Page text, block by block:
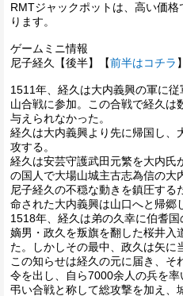
RMTジャックポットは、高い価
ります。
ゲームミニ情報
尼子経久【後半】【前半はコチラ 】
1511年、経久は大内義興の軍に
山合戦に参加。この合戦で経久は
与えられなかった。
経久は大内義興より先に帰国し、
攻する。
経久は安芸守護武田元繁を大内氏
の国人で大場山城主古志為信の大
尼子経久の不穏な動きを鎮圧す
命された大内義興は山口へと帰郷
1518年、経久は弟の久幸に伯耆国
嫡男・政久を叛旗を翻した桜井入
た。しかしその最中、政久は矢に
この知らせは経久の元に届き、
令を出し、自ら7000余人の兵を率
弔い合戦と称して総攻撃を加え、